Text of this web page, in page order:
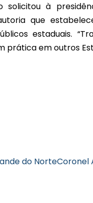
à
que
estaduais.
em outros
do NorteCoronel